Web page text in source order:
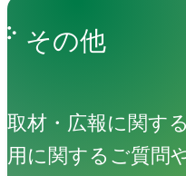
その他
取材・広報に関す
用に関するご質問